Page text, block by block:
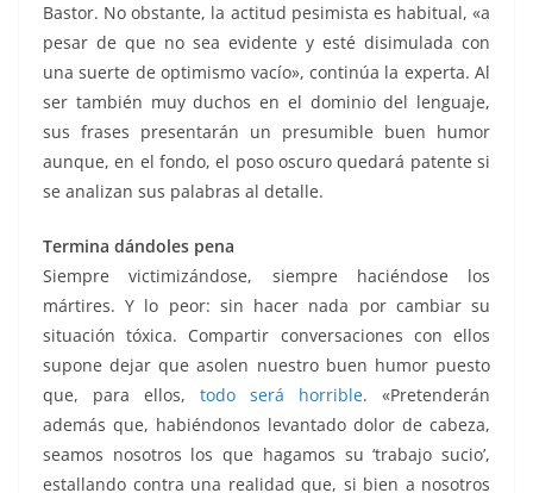
Bastor. No obstante, la actitud pesimista es habitual, «a
pesar de que no sea evidente y esté disimulada con
una suerte de optimismo vacío», continúa la experta. Al
ser también muy duchos en el dominio del lenguaje,
sus frases presentarán un presumible buen humor
aunque, en el fondo, el poso oscuro quedará patente si
se analizan sus palabras al detalle.
Termina dándoles pena
Siempre victimizándose, siempre haciéndose los
mártires. Y lo peor: sin hacer nada por cambiar su
situación tóxica. Compartir conversaciones con ellos
supone dejar que asolen nuestro buen humor puesto
que, para ellos, todo será horrible. «Pretenderán
además que, habiéndonos levantado dolor de cabeza,
seamos nosotros los que hagamos su ‘trabajo sucio’,
estallando contra una realidad que, si bien a nosotros